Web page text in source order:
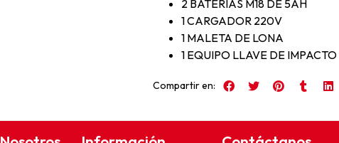
2 BATERIAS M18 DE 5AH
1 CARGADOR 220V
1 MALETA DE LONA
1 EQUIPO LLAVE DE IMPACTO
Compartir en: